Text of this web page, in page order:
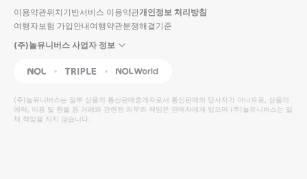
입니
다.
높
은
순
동
영
상
순
상
이용약관위치기반서비스 이용약관개인정보 처리방침
여행자보험 가입안내여행약관분쟁해결기준
(주)놀유니버스 사업자 정보
NOL Triple Interpark Global
(주)놀유니버스는 일부 상품의 통신판매중개자로서 통신판매의 당사자가 아니므로, 상품의
예약, 이용 및 환불 등 거래와 관련된 의무와 책임은 판매자에게 있으며 (주)놀유니버스는 일
체 책임을 지지 않습니다.